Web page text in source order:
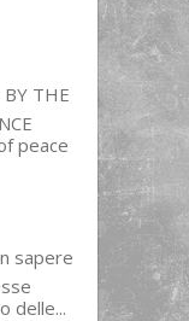
BY THE
peace
sapere
delle...